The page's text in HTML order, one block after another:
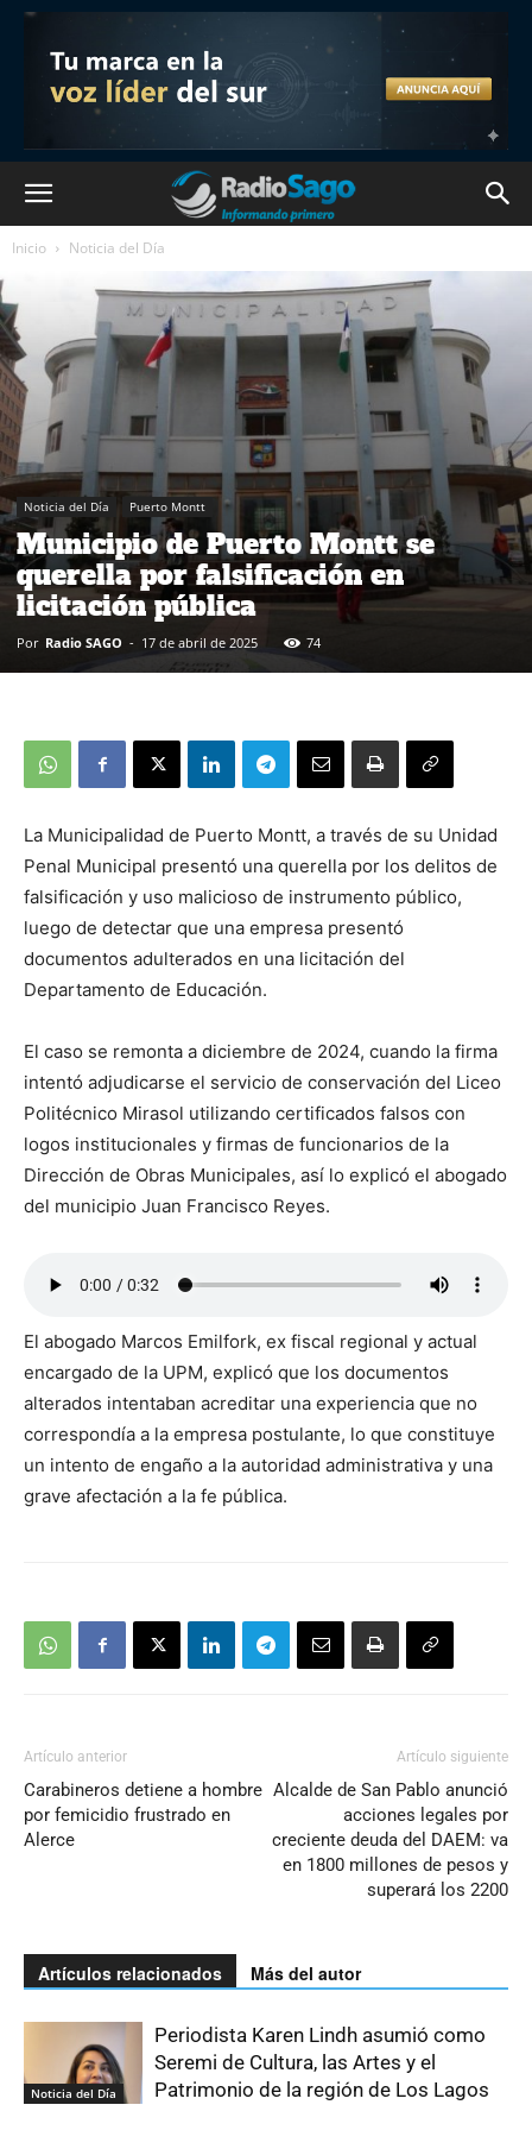
Inicio Noticia del Día
Noticia del Día Puerto Montt
Municipio de Puerto Montt se
querella por falsificación en
licitación pública
Por Radio SAGO - 17 de abril de 2025 74
La Municipalidad de Puerto Montt, a través de su Unidad
Penal Municipal presentó una querella por los delitos de
falsificación y uso malicioso de instrumento público,
luego de detectar que una empresa presentó
documentos adulterados en una licitación del
Departamento de Educación.
El caso se remonta a diciembre de 2024, cuando la firma
intentó adjudicarse el servicio de conservación del Liceo
Politécnico Mirasol utilizando certificados falsos con
logos institucionales y firmas de funcionarios de la
Dirección de Obras Municipales, así lo explicó el abogado
del municipio Juan Francisco Reyes.
El abogado Marcos Emilfork, ex fiscal regional y actual
encargado de la UPM, explicó que los documentos
alterados intentaban acreditar una experiencia que no
correspondía a la empresa postulante, lo que constituye
un intento de engaño a la autoridad administrativa y una
grave afectación a la fe pública.
Artículo anterior
Carabineros detiene a hombre
por femicidio frustrado en
Alerce
Artículo siguiente
Alcalde de San Pablo anunció
acciones legales por
creciente deuda del DAEM: va
en 1800 millones de pesos y
superará los 2200
Artículos relacionados Más del autor
Noticia del Día
Periodista Karen Lindh asumió como
Seremi de Cultura, las Artes y el
Patrimonio de la región de Los Lagos